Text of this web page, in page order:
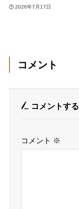
2026年7月17日
コメント
コメントする
コメント ※